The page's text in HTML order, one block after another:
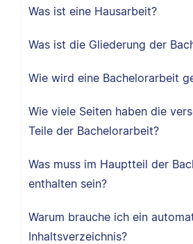
Was ist eine Hausarbeit?
Was ist die Gliederung der
Wie wird eine Bachelorarbeit
Wie viele Seiten haben die
Teile der Bachelorarbeit?
Was muss im Hauptteil der
enthalten sein?
Warum brauche ich ein
Inhaltsverzeichnis?